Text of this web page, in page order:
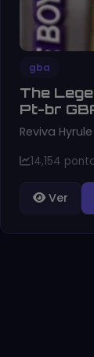
gba
The
Pt-br
Reviva
14,154
Ver